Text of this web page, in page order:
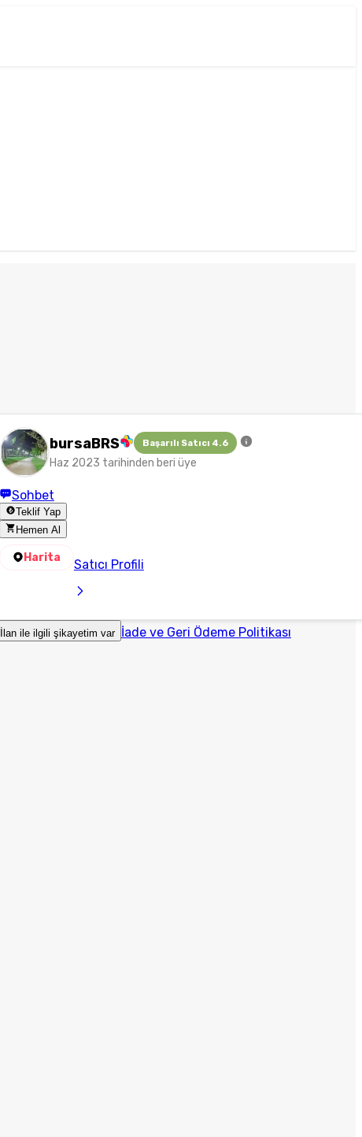
bursaBRS Başarılı Satıcı 4.6
Haz 2023 tarihinden beri üye
Sohbet
Teklif Yap
Hemen Al
Harita Satıcı Profili
İlan ile ilgili şikayetim var İade ve Geri Ödeme Politikası